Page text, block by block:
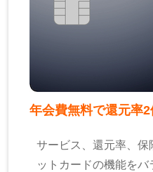
年会費無料で還元率
サービス、還元率、保
ットカードの機能をバ